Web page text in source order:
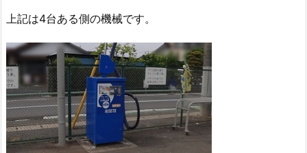
上記は4台ある側の機械です。